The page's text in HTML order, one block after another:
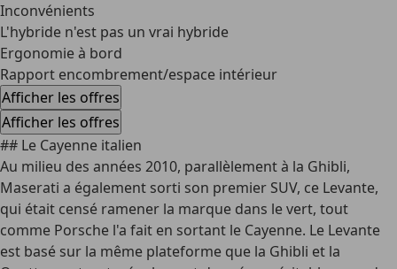
Inconvénients
L'hybride n'est pas un vrai hybride
Ergonomie à bord
Rapport encombrement/espace intérieur
Afficher les offres
Afficher les offres
## Le Cayenne italien
Au milieu des années 2010, parallèlement à la Ghibli,
Maserati a également sorti son premier SUV, ce Levante,
qui était censé ramener la marque dans le vert, tout
comme Porsche l'a fait en sortant le Cayenne. Le Levante
est basé sur la même plateforme que la Ghibli et la